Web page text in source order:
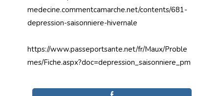
medecine.commentcamarche.net/contents/681-
depression-saisonniere-hivernale
https://www.passeportsante.net/fr/Maux/Proble
mes/Fiche.aspx?doc=depression_saisonniere_pm